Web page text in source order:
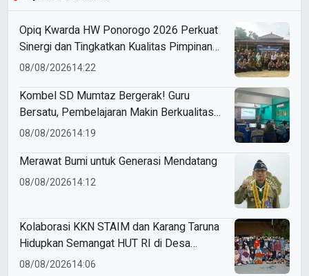
Opiq Kwarda HW Ponorogo 2026 Perkuat
Sinergi dan Tingkatkan Kualitas Pimpinan
Qobilah
08/08/202614:22
Kombel SD Mumtaz Bergerak! Guru
Bersatu, Pembelajaran Makin Berkualitas
dan Berdampak
08/08/202614:19
Merawat Bumi untuk Generasi Mendatang
08/08/202614:12
Kolaborasi KKN STAIM dan Karang Taruna
Hidupkan Semangat HUT RI di Desa
Tamanprijek
08/08/202614:06